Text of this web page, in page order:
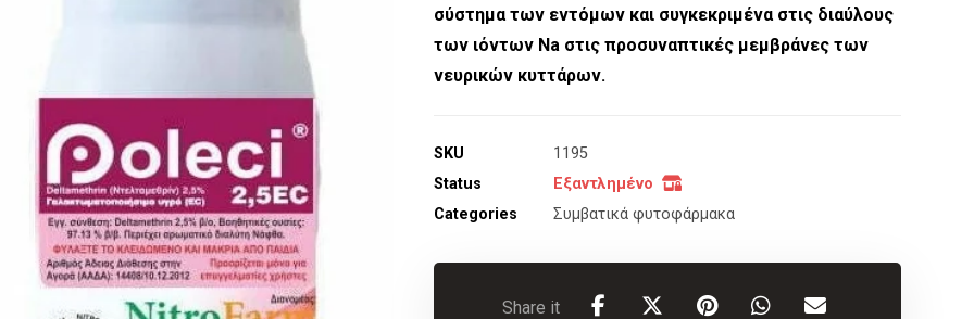
σύστημα των εντόμων και συγκεκριμένα στις διαύλους
των ιόντων Na στις προσυναπτικές μεμβράνες των
νευρικών κυττάρων.
SKU
1195
Status
Εξαντλημένο
Categories
Συμβατικά φυτοφάρμακα